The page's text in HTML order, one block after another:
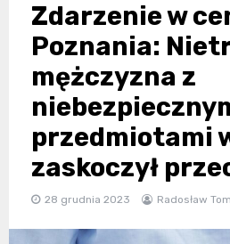
Zdarzenie w
Poznania:
mężczyzna z
przedmiotami
zaskoczył
28 grudnia 2023 Radosław